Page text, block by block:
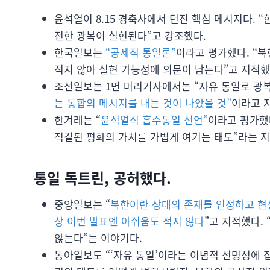
윤석열이 8.15 경축사에서 던진 핵심 메시지다.
전한 광복이 실현된다”고 강조했다.
한국일보는 “공세적 통일론”이라고 평가했다. “
적지 않아 실현 가능성에 의문이 남는다”고 지적
조선일보는 1면 머리기사에서는 “자유 통일로
는 통합의 메시지를 내는 것이 나았을 것”이라고
한겨레는 “윤석열식 흡수통일 선언”이라고 평가
직결된 평화의 가치를 가볍게 여기는 태도”라는
통일 독트린, 공허했다.
중앙일보는 “북한이란 상대의 존재를 인정하고
상 이번 발표엔 아쉬움도 적지 않다”고 지적했다.
않는다”는 이야기다.
동아일보도 “‘자유 통일’이라는 이념적 선명성